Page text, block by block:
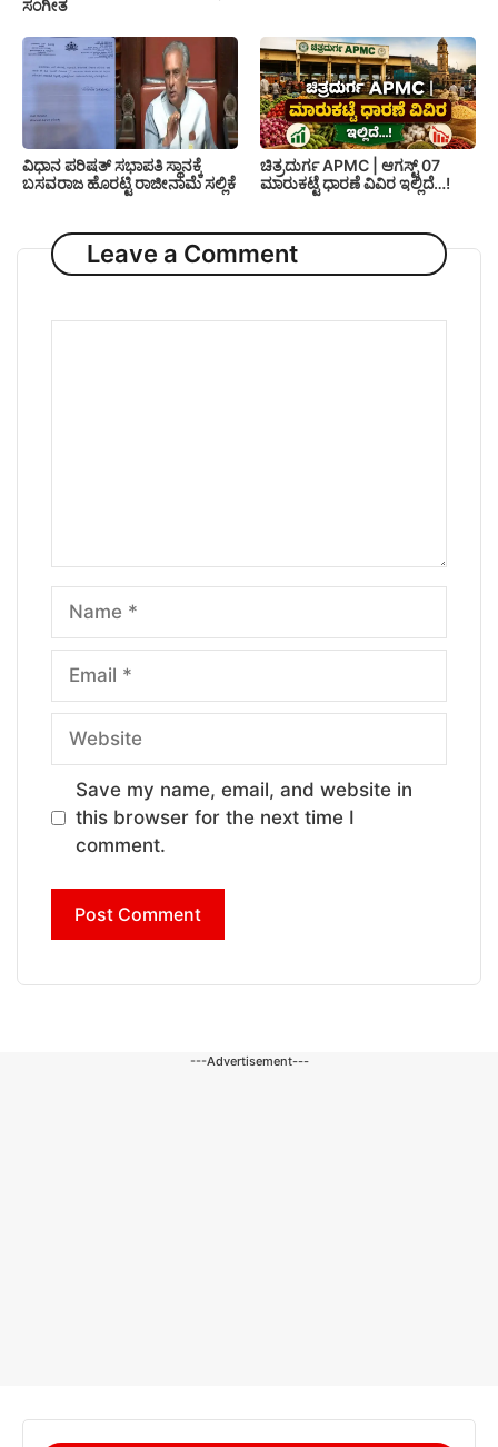
ಸಂಗೀತ
ವಿಧಾನ ಪರಿಷತ್‌ ಸಭಾಪತಿ ಸ್ಥಾನಕ್ಕೆ
ಬಸವರಾಜ ಹೊರಟ್ಟಿ ರಾಜೀನಾಮೆ ಸಲ್ಲಿಕೆ
ಚಿತ್ರದುರ್ಗ APMC | ಆಗಸ್ಟ್ 07
ಮಾರುಕಟ್ಟೆ ಧಾರಣೆ ವಿವಿರ ಇಲ್ಲಿದೆ…!
Leave a Comment
Name
Email
Website
Save my name, email, and website in
this browser for the next time I
comment.
---Advertisement---